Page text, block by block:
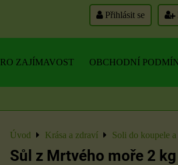
Přihlásit se
ZAJÍMAVOST OBCHODNÍ
Úvod Krása a zdraví Soli do koupele
Sůl z Mrtvého moře 2 kg